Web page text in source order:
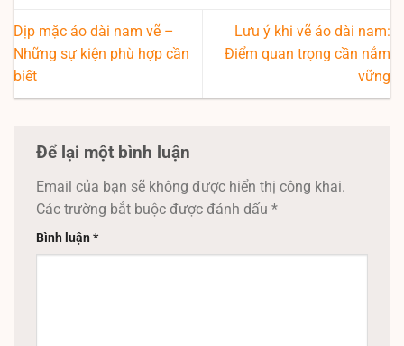
Dịp mặc áo dài nam vẽ –
Những sự kiện phù hợp cần
biết
Lưu ý khi vẽ áo dài nam:
Điểm quan trọng cần nắm
vững
Để lại một bình luận
Email của bạn sẽ không được hiển thị công khai.
Các trường bắt buộc được đánh dấu *
Bình luận*